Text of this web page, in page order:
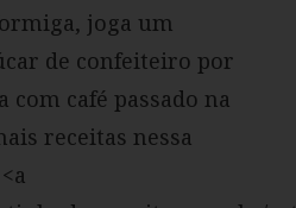
joga um
de confeiteiro por
com café passado na
receitas nessa